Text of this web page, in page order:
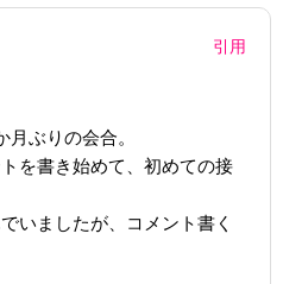
引用
ぶりの会合。
を書き始めて、初めての接
いましたが、コメント書く